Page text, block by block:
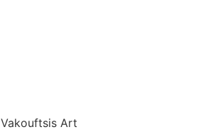
Vakouftsis Art